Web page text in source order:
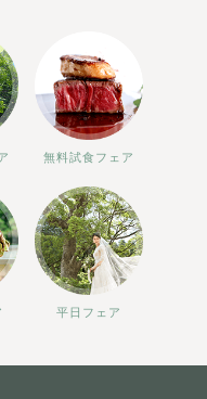
無料試食フェア
平日フェア